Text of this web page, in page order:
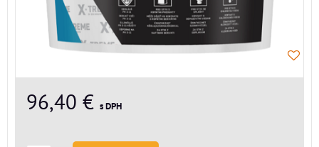
96,40 € s DPH